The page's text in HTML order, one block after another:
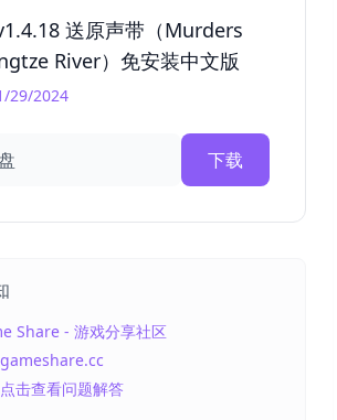
送原声带（Murders
River）免安装中文版
29/2024
下载
Share - 游戏分享社区
gameshare.cc
点击查看问题解答